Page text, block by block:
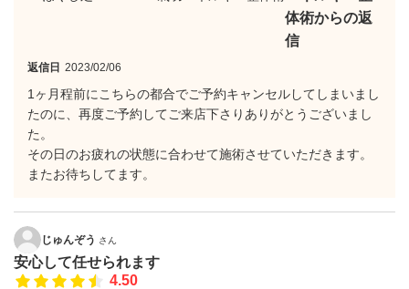
体術からの返
信
返信日 2023/02/06
1ヶ月程前にこちらの都合でご予約キャンセルしてしまいまし
たのに、再度ご予約してご来店下さりありがとうございまし
た。
その日のお疲れの状態に合わせて施術させていただきます。
またお待ちしてます。
じゅんぞう さん
安心して任せられます
4.50